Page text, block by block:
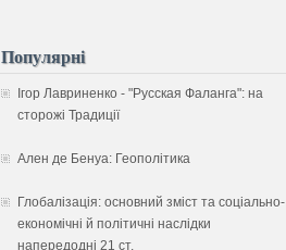
Популярні
Ігор Лавриненко - "Русская Фаланга": на
сторожі Традиції
Ален де Бенуа: Геополітика
Глобалізація: основний зміст та соціально-
економічні й політичні наслідки
напередодні 21 ст.